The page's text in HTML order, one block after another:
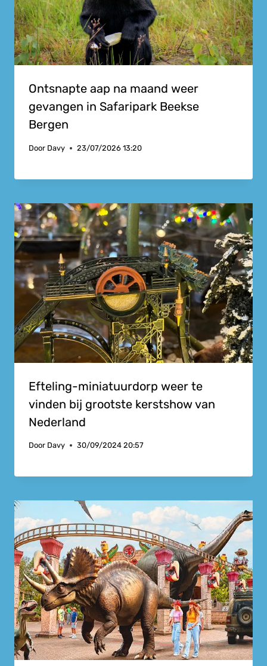
Ontsnapte aap na maand weer
gevangen in Safaripark Beekse
Bergen
Door Davy 23/07/2026 13:20
Efteling-miniatuurdorp weer te
vinden bij grootste kerstshow van
Nederland
Door Davy 30/09/2024 20:57